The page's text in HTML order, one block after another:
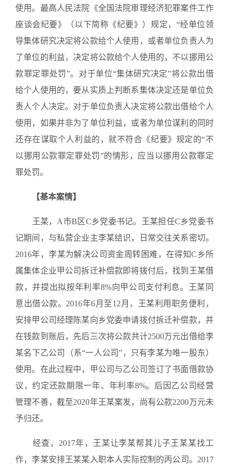
使用。最高人民法院《全国法院审理经济犯罪案件工作
座谈会纪要》（以下简称《纪要》）规定，“经单位领
导集体研究决定将公款给个人使用，或者单位负责人为
了单位的利益，决定将公款给个人使用的，不以挪用公
款罪定罪处罚”。对于单位“集体研究决定”将公款出借
给个人使用的，要从实质上判断系集体决定还是单位负
责人个人决定。对于单位负责人决定将公款出借给个人
使用，如果并非为了单位利益，或者为单位谋利的同时
还存在谋取个人利益的，就不符合《纪要》规定的“不
以挪用公款罪定罪处罚”的情形，应当以挪用公款罪定
罪处罚。
【基本案情】
王某，A市B区C乡党委书记。王某担任C乡党委书
记期间，与私营企业主李某结识，日常交往关系密切。
2016年，李某为解决公司资金周转困难，在得知C乡所
属集体企业甲公司拆迁补偿款即将拨付后，找到王某借
款，并提出拟按年利率8%向甲公司支付利息。王某同
意出借公款。2016年6月至12月，王某利用职务便利，
安排甲公司经理陈某向乡党委申请拨付拆迁补偿款，并
在钱款到账后，先后三次将公款共计2500万元出借给李
某名下乙公司（系“一人公司”，只有李某为唯一股东）
使用。在此过程中，甲公司与乙公司签订了书面借款协
议，约定还款期限一年、年利率8%。后因乙公司经营
管理不善，截至2020年王某案发，尚有公款2200万元未
予归还。
经查，2017年，王某让李某帮其儿子王某某找工
作，李某安排王某某入职本人实际控制的丙公司。2017